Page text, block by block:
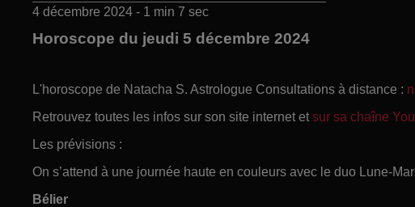
4 décembre 2024 - 1 min 7 sec
Horoscope du jeudi 5 décembre 2024
L'horoscope de Natacha S. Astrologue Consultations à distance :
Retrouvez toutes les infos sur son site internet et sur sa chaîne
Les prévisions :
On s’attend à une journée haute en couleurs avec le duo Lune-
Bélier